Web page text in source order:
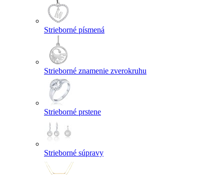
Strieborné písmená
Strieborné znamenie zverokruhu
Strieborné prstene
Strieborné súpravy